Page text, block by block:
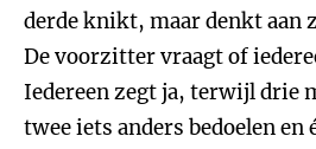
derde knikt, maar denkt aan
De voorzitter vraagt of
Iedereen zegt ja, terwijl drie
twee iets anders bedoelen en